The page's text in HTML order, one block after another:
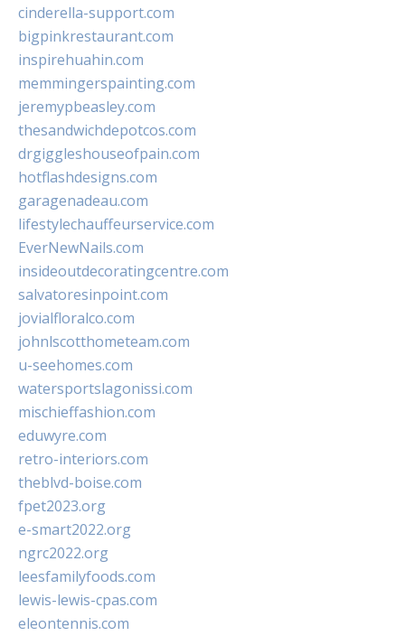
cinderella-support.com
bigpinkrestaurant.com
inspirehuahin.com
memmingerspainting.com
jeremypbeasley.com
thesandwichdepotcos.com
drgiggleshouseofpain.com
hotflashdesigns.com
garagenadeau.com
lifestylechauffeurservice.com
EverNewNails.com
insideoutdecoratingcentre.com
salvatoresinpoint.com
jovialfloralco.com
johnlscotthometeam.com
u-seehomes.com
watersportslagonissi.com
mischieffashion.com
eduwyre.com
retro-interiors.com
theblvd-boise.com
fpet2023.org
e-smart2022.org
ngrc2022.org
leesfamilyfoods.com
lewis-lewis-cpas.com
eleontennis.com